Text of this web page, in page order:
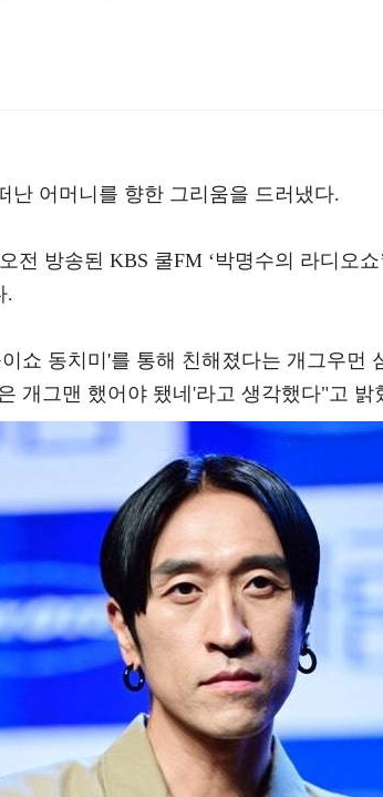
난 어머니를 향한 그리움을 드러냈다.
전 방송된 KBS 쿨FM ‘박명수의 라디오
.
쇼 동치미'를 통해 친해졌다는 개그우먼
개그맨 했어야 됐네'라고 생각했다"고 밝